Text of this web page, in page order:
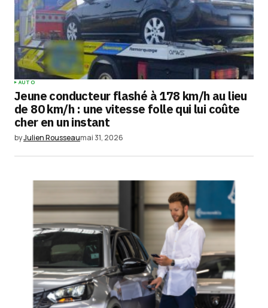
AUTO
Jeune conducteur flashé à 178 km/h au lieu
de 80 km/h : une vitesse folle qui lui coûte
cher en un instant
byJulien Rousseaumai 31, 2026